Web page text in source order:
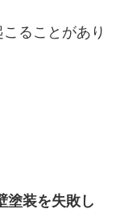
ることがあり
装を失敗し